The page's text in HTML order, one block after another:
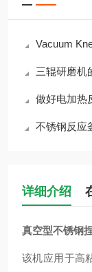
Vacuum
三辊研磨机
做好电加热
不锈钢反应
详细介绍
真空型不锈钢
该机应用于高